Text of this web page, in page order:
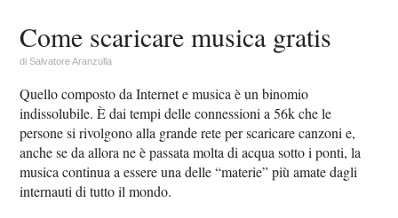
Come scaricare musica gratis
diSalvatore Aranzulla
Quello composto da Internet e musica è un binomio
indissolubile. È dai tempi delle connessioni a 56k che le
persone si rivolgono alla grande rete per scaricare canzoni e,
anche se da allora ne è passata molta di acqua sotto i ponti, la
musica continua a essere una delle “materie” più amate dagli
internauti di tutto il mondo.